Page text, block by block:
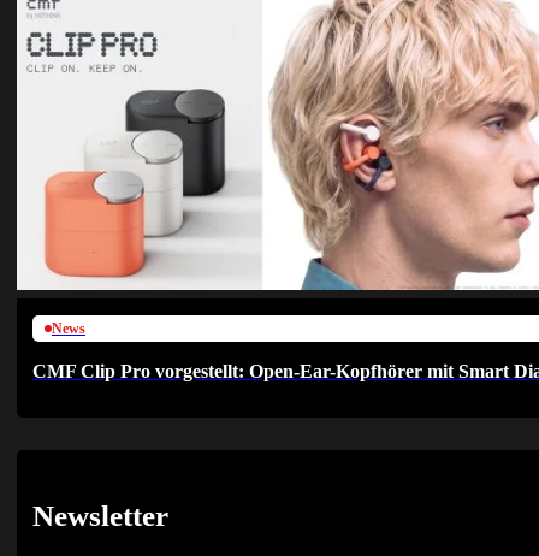
News
CMF Clip Pro vorgestellt: Open-Ear-Kopfhörer mit Smart
Newsletter